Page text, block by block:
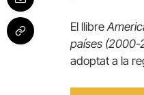
El llibre
países (2000-
adoptat a la